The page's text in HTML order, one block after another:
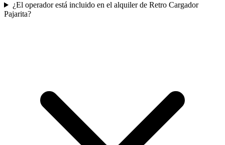
¿El operador está incluido en el alquiler de Retro Cargador
Pajarita?